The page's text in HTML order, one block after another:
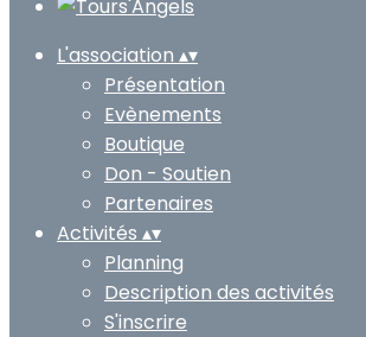
L'association ▴▾
Présentation
Evènements
Boutique
Don - Soutien
Partenaires
Activités ▴▾
Planning
Description des activités
S'inscrire